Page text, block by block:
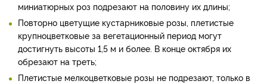
миниатюрных роз подрезают на половину их длины;
Повторно цветущие кустарниковые розы, плетистые
крупноцветковые за вегетационный период могут
достигнуть высоты 1,5 м и более. В конце октября их
обрезают на треть;
Плетистые мелкоцветковые розы не подрезают, только в